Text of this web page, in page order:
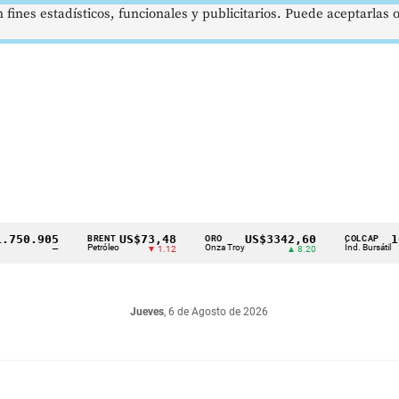
BRENT
Petróleo
US$73,48
▼ 1.12
ORO
Onza Troy
US$3342,60 COLCAP
Índ. Bursátil
Jueves, 6 de Agosto de 2026
estadísticos, funcionales y publicitarios. Puede aceptarlas